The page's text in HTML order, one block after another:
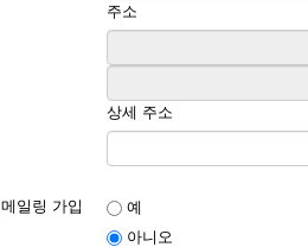
주소
상세 주소
메일링 가입
예
아니오